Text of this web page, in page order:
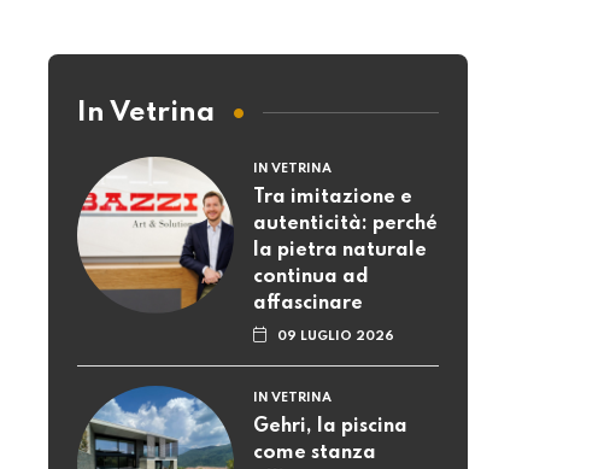
In Vetrina
IN VETRINA
Tra imitazione e
autenticità: perché
la pietra naturale
continua ad
affascinare
09 LUGLIO 2026
IN VETRINA
Gehri, la piscina
come stanza